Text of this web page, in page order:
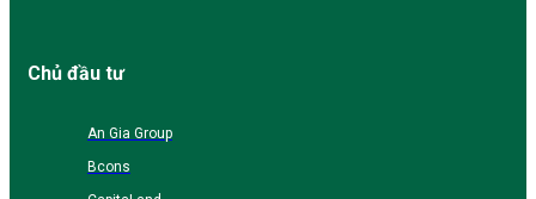
Chủ đầu tư
An Gia Group
Bcons